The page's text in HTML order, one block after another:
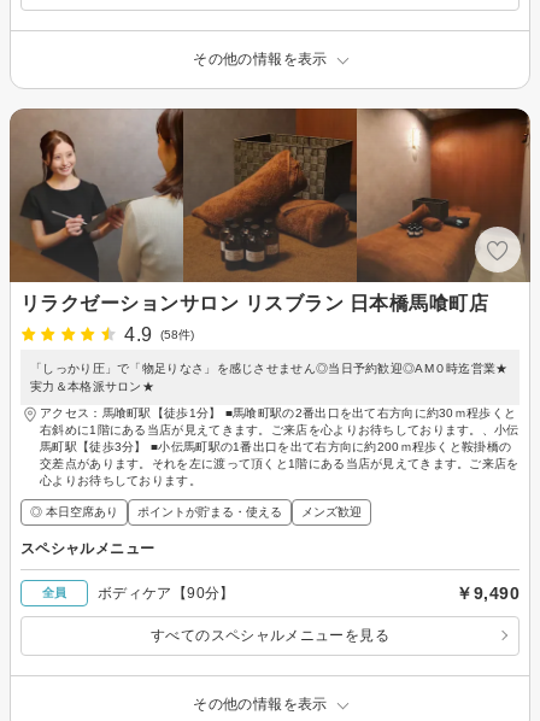
その他の情報を表示
リラクゼーションサロン リスブラン 日本橋馬喰町店
4.9
(58件)
「しっかり圧」で「物足りなさ」を感じさせません◎当日予約歓迎◎AM０時迄営業★
実力＆本格派サロン★
アクセス：馬喰町駅【徒歩1分】 ■馬喰町駅の2番出口を出て右方向に約30ｍ程歩くと
右斜めに1階にある当店が見えてきます。ご来店を心よりお待ちしております。、小伝
馬町駅【徒歩3分】 ■小伝馬町駅の1番出口を出て右方向に約200ｍ程歩くと鞍掛橋の
交差点があります。それを左に渡って頂くと1階にある当店が見えてきます。ご来店を
心よりお待ちしております。
◎ 本日空席あり ポイントが貯まる・使える メンズ歓迎
スペシャルメニュー
全員 ボディケア【90分】 ￥9,490
すべてのスペシャルメニューを見る
その他の情報を表示